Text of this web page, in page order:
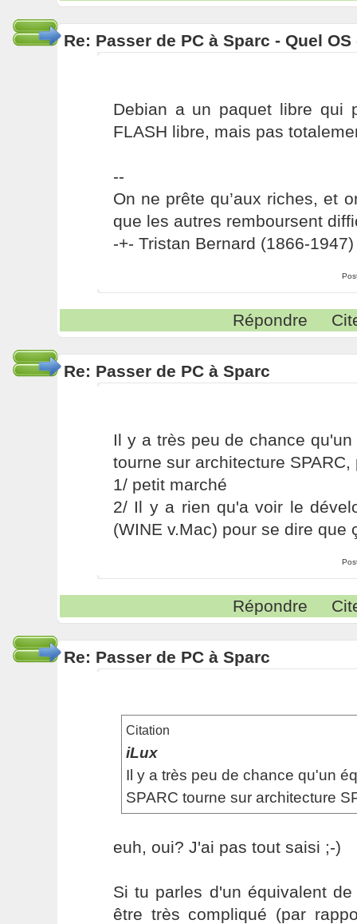
Re: Passer de PC à Sparc - Quel
Debian a un paquet libre qui
FLASH libre, mais pas
--
On ne prête qu’aux riches, et
que les autres remboursent
-+- Tristan Bernard (1866-1947)
Répondre
Re: Passer de PC à Sparc
Il y a très peu de chance
tourne sur architecture SPARC,
1/ petit marché
2/ Il y a rien qu'a voir le
(WINE v.Mac) pour se dire que
Répondre
Re: Passer de PC à Sparc
Citation
iLux
Il y a très peu de chance qu'un
SPARC tourne sur architecture
euh, oui? J'ai pas tout saisi ;-)
Si tu parles d'un équivalent
être très compliqué (par